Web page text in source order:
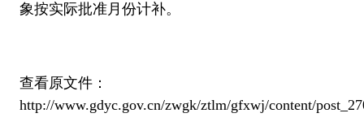
象按实际批准月份计补。
查看原文件：
http://www.gdyc.gov.cn/zwgk/ztlm/gfxwj/content/